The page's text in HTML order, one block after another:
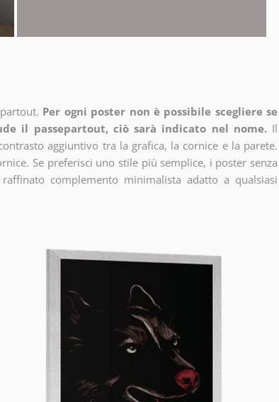
Per ogni poster non è possibile scegliere se
il passepartout, ciò sarà indicato nel nome. Il
aggiuntivo tra la grafica, la cornice e la parete.
Se preferisci uno stile più semplice, i poster senza
complemento minimalista adatto a qualsiasi